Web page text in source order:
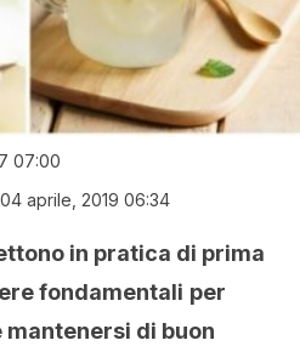
07:00
04 aprile, 2019 06:34
in pratica di prima
fondamentali per
di buon